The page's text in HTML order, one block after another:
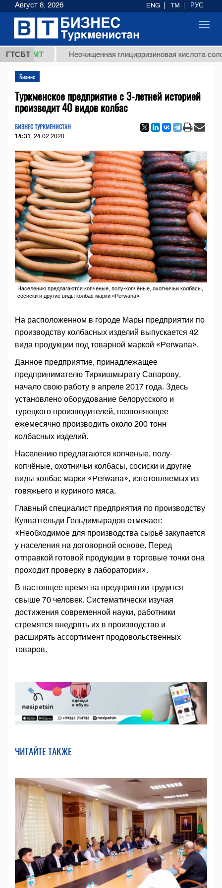
ГТСБТ
ТМТ Неочищенная глицирризиновая кислота
Бизнес
Туркменское предприятие с 3-летней историей
производит 40 видов колбас
БИЗНЕС ТУРКМЕНИСТАН
14:31 24.02.2020
Населению предлагаются копченые, полу-копчёные, охотничьи колбасы,
сосиски и другие виды колбас марки «Perwana».
На расположенном в городе Мары предприятии по
производству колбасных изделий выпускается 42
вида продукции под товарной маркой «Perwana».
Данное предприятие, принадлежащее
предпринимателю Тиркишмырату Сапарову,
начало свою работу в апреле 2017 года. Здесь
установлено оборудование белорусского и
турецкого производителей, позволяющее
ежемесячно производить около 200 тонн
колбасных изделий.
Населению предлагаются копченые, полу-
копчёные, охотничьи колбасы, сосиски и другие
виды колбас марки «Perwana», изготовляемых из
говяжьего и куриного мяса.
Главный специалист предприятия по производству
Кувватгельди Гельдимырадов отмечает:
«Необходимое для производства сырьё закупается
у населения на договорной основе. Перед
отправкой готовой продукции в торговые точки она
проходит проверку в лаборатории».
В настоящее время на предприятии трудится
свыше 70 человек. Систематически изучая
достижения современной науки, работники
стремятся внедрять их в производство и
расширять ассортимент продовольственных
товаров.
ЧИТАЙТЕ ТАКЖЕ
Август 8, 2026 ENG TM РУС